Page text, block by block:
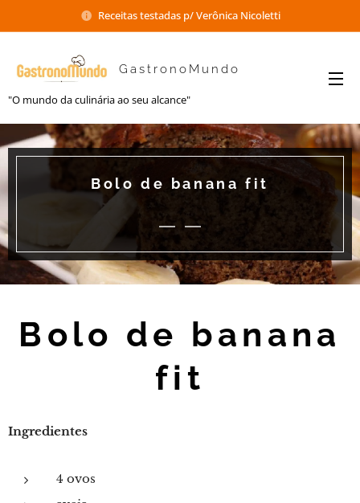
Receitas testadas p/ Verônica Nicoletti
GastronoMundo
"O mundo da culinária ao seu alcance"
Bolo de banana fit
Bolo de banana
fit
Ingredientes
4 ovos